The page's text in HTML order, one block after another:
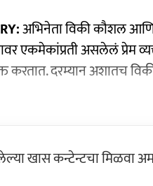
अभिनेता विकी कौशल
एकमेकांप्रती असलेलं प्रेम
दरम्यान अशातच
खास कन्टेन्टचा मिळवा